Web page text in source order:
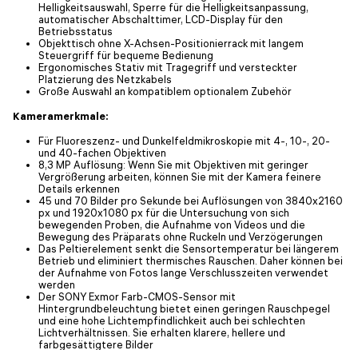
Helligkeitsauswahl, Sperre für die Helligkeitsanpassung,
automatischer Abschalttimer, LCD-Display für den
Betriebsstatus
Objekttisch ohne X-Achsen-Positionierrack mit langem
Steuergriff für bequeme Bedienung
Ergonomisches Stativ mit Tragegriff und versteckter
Platzierung des Netzkabels
Große Auswahl an kompatiblem optionalem Zubehör
Kameramerkmale:
Für Fluoreszenz- und Dunkelfeldmikroskopie mit 4-, 10-, 20-
und 40-fachen Objektiven
8,3 MP Auflösung: Wenn Sie mit Objektiven mit geringer
Vergrößerung arbeiten, können Sie mit der Kamera feinere
Details erkennen
45 und 70 Bilder pro Sekunde bei Auflösungen von 3840x2160
px und 1920x1080 px für die Untersuchung von sich
bewegenden Proben, die Aufnahme von Videos und die
Bewegung des Präparats ohne Ruckeln und Verzögerungen
Das Peltierelement senkt die Sensortemperatur bei längerem
Betrieb und eliminiert thermisches Rauschen. Daher können bei
der Aufnahme von Fotos lange Verschlusszeiten verwendet
werden
Der SONY Exmor Farb-CMOS-Sensor mit
Hintergrundbeleuchtung bietet einen geringen Rauschpegel
und eine hohe Lichtempfindlichkeit auch bei schlechten
Lichtverhältnissen. Sie erhalten klarere, hellere und
farbgesättigtere Bilder